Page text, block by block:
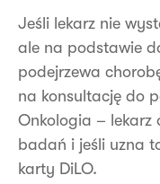
Jeśli lekarz nie
ale na podstawie
podejrzewa
na konsultację do
Onkologia – lekarz
badań i jeśli uzna
karty DiLO.